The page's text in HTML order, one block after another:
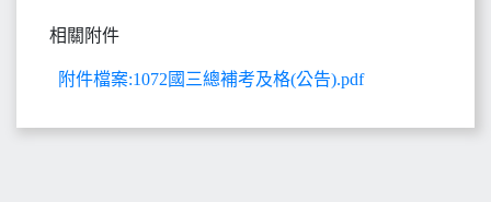
相關附件
附件檔案:1072國三總補考及格(公告).pdf